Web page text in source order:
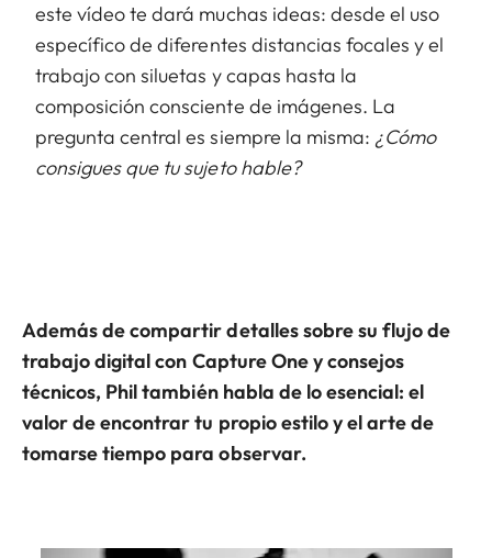
este vídeo te dará muchas ideas: desde el uso
específico de diferentes distancias focales y el
trabajo con siluetas y capas hasta la
composición consciente de imágenes. La
pregunta central es siempre la misma: ¿Cómo
consigues que tu sujeto hable?
Además de compartir detalles sobre su flujo de
trabajo digital con Capture One y consejos
técnicos, Phil también habla de lo esencial: el
valor de encontrar tu propio estilo y el arte de
tomarse tiempo para observar.